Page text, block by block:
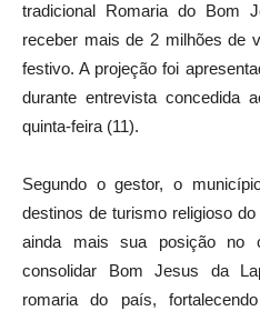
tradicional Romaria do Bom
receber mais de 2 milhões de
festivo. A projeção foi
durante entrevista concedida
quinta-feira (11).
Segundo o gestor, o
destinos de turismo religioso
ainda mais sua posição no
consolidar Bom Jesus da
romaria do país,